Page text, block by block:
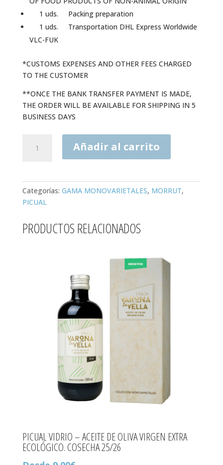
1 uds. Packing preparation
1 uds. Transportation DHL Express Worldwide
VLC-FUK
*CUSTOMS EXPENSES AND OTHER FEES CHARGED
TO THE CUSTOMER
**ONCE THE BANK TRANSFER PAYMENT IS MADE,
THE ORDER WILL BE AVAILABLE FOR SHIPPING IN 5
BUSINESS DAYS
SUMAINE
INCORPORATED
Virgin
cantidad
Añadir al carrito
Categorías: GAMA MONOVARIETALES, MORRUT,
PICUAL
PRODUCTOS RELACIONADOS
PICUAL VIDRIO – ACEITE DE OLIVA VIRGEN EXTRA
ECOLÓGICO. COSECHA 25/26